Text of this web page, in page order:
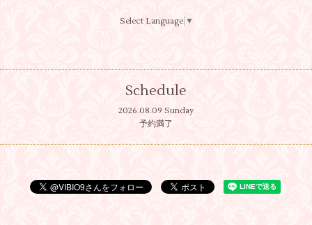
Select Language ▼
Schedule
2026.08.09 Sunday
予約満了